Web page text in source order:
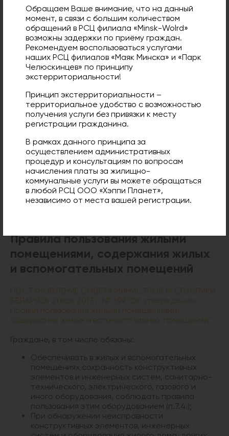
Как поменять паспорт
Какие документы требуется для регистрации
по месту жительства
Как согласовать перепланировку
Порядок получения согласования инженерного
кондиционеров)
Информация о заключении договоров
(водоснабжение/электроэнергия)
График проведения информационно-
разъяснительной работы с населением
Как получить извещение по оплате за жилищно-
коммунальные услуги (жировку) на электронную
почту
Правила пользования жилыми
помещениями, содержания жилых
и вспомогательных помещений
Граждане, в том числе обязаны:
Обеспечивать в жилых и вспомогательных
помещениях сохранность конструктивных
элементов и инженерных систем, санитарно-
технического, электрического, газового и
иного оборудования, соблюдать правила
пользования этим оборудованием (п.7.4.);
При обнаружении неисправности
конструктивных элементов, инженерных
Обращаем Ваше внимание, что на данный
момент, в связи с большим количеством
обращений в РСЦ филиала «Minsk-Wolrd»
возможны задержки по приёму граждан.
Рекомендуем воспользоваться услугами
наших РСЦ филиалов «Маяк Минска» и «Парк
Челюскинцев» по принципу
экстерриториальности!
Принцип экстерриториальности –
территориальное удобство с возможностью
получения услуги без привязки к месту
регистрации гражданина.
В рамках данного принципа за
осуществлением административных
процедур и консультациям по вопросам
начисления платы за жилищно-
коммунальные услуги вы можете обращаться
в любой РСЦ ООО «Хэппи Планет»,
независимо от места вашей регистрации.